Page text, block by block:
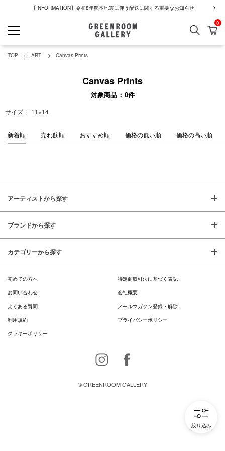
【INFORMATION】令和8年熊本地震に伴う配送に関する重要なお知らせ
検索 カ
0
TOP ART Canvas Prints
Canvas Prints
対象商品 0件
サイズ 11×14
新着順 売れ筋順 おすすめ順 価格の低い順 価格の高い順
絞り込み
アーティストから探す
ブランドから探す
カテゴリーから探す
初めての方へ
特定商取引法に基づく表記
お問い合わせ
会社概要
よくある質問
メールマガジン登録・解除
利用規約
プライバシーポリシー
クッキーポリシー
InstagramFacebook
© GREENROOM GALLERY